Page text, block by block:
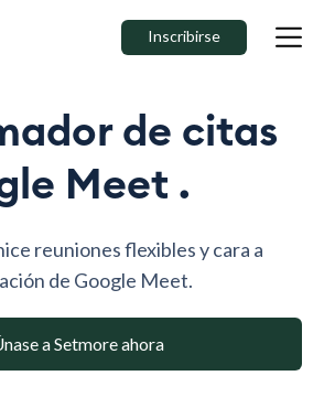
Inscribirse
de citas
Meet .
reuniones flexibles y cara a
de Google Meet.
a Setmore ahora